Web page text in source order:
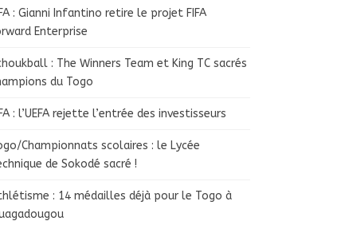
: Gianni Infantino retire le projet FIFA
Enterprise
: The Winners Team et King TC sacrés
du Togo
: l’UEFA rejette l’entrée des investisseurs
Championnats scolaires : le Lycée
de Sokodé sacré !
: 14 médailles déjà pour le Togo à